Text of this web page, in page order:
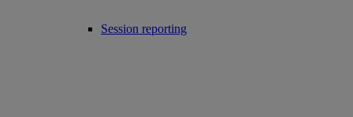
Session reporting